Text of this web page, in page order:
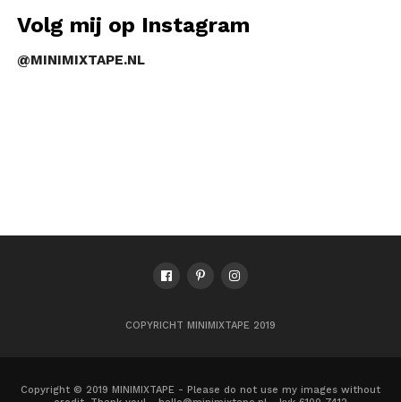
Volg mij op Instagram
@MINIMIXTAPE.NL
COPYRICHT MINIMIXTAPE 2019
Copyright © 2019 MINIMIXTAPE - Please do not use my images without